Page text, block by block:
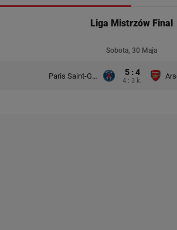
Liga Mistrzów Final
Sobota, 30 Maja
Paris Saint-Germain 5 : 4
4 : 3 k.